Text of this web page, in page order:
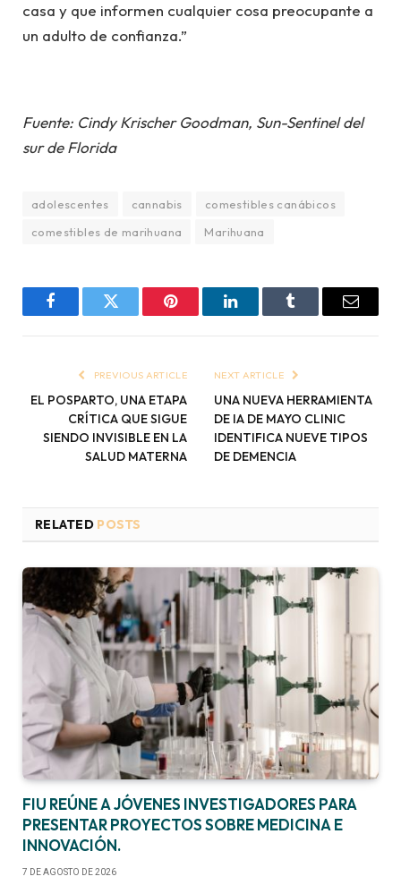
casa y que informen cualquier cosa preocupante a
un adulto de confianza.”
Fuente: Cindy Krischer Goodman, Sun-Sentinel del
sur de Florida
adolescentes cannabis
comestibles canábicos
comestibles de marihuana
Marihuana
FacebookTwitter Pinterest LinkedInTumblr Email
PREVIOUS ARTICLE
EL POSPARTO, UNA ETAPA
CRÍTICA QUE SIGUE
SIENDO INVISIBLE EN LA
SALUD MATERNA
NEXT ARTICLE
UNA NUEVA HERRAMIENTA
DE IA DE MAYO CLINIC
IDENTIFICA NUEVE TIPOS
DE DEMENCIA
RELATED POSTS
FIU REÚNE A JÓVENES INVESTIGADORES PARA
PRESENTAR PROYECTOS SOBRE MEDICINA E
INNOVACIÓN.
7 DE AGOSTO DE 2026